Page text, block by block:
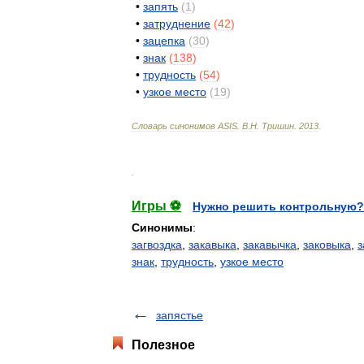
• запять (1)
• затруднение (42)
• зацепка (30)
• знак (138)
• трудность (54)
• узкое место (19)
Словарь синонимов ASIS В Н Тришин 2013
Игры ⚽
Нужно решить контрольную?
Синонимы:
загвоздка закавыка закавычка заковыка
знак трудность узкое место
запястье
Полезное